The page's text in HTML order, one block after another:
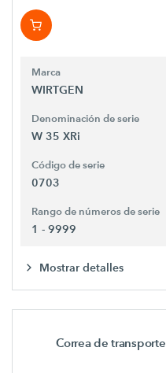
Marca
WIRTGEN
Denominación de serie
W 35 XRi
Código de serie
0703
Rango de números de serie
1 - 9999
Mostrar detalles
Correa de transporte